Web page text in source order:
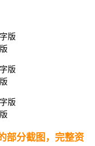
部分截图，完整资